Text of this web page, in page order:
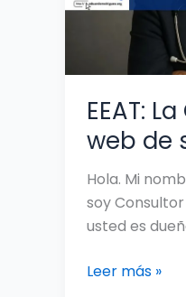
EEAT:
web de
Hola. Mi
soy Consultor
usted es
de
negocio
Leer más »